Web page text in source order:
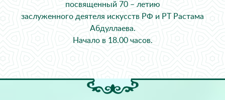
посвященный 70 – летию
заслуженного деятеля искусств РФ и РТ Растама
Абдуллаева.
Начало в 18.00 часов.